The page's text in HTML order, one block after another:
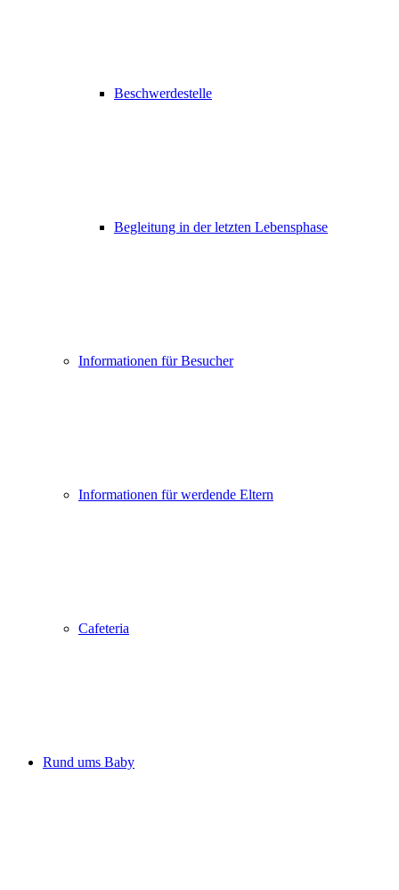
Beschwerdestelle
Begleitung in der letzten Lebensphase
Informationen für Besucher
Informationen für werdende Eltern
Cafeteria
Rund ums Baby